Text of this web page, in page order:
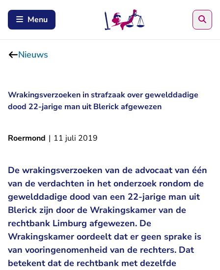
Menu
Nieuws
Wrakingsverzoeken in strafzaak over gewelddadige
dood 22-jarige man uit Blerick afgewezen
Roermond | 11 juli 2019
De wrakingsverzoeken van de advocaat van één
van de verdachten in het onderzoek rondom de
gewelddadige dood van een 22-jarige man uit
Blerick zijn door de Wrakingskamer van de
rechtbank Limburg afgewezen. De
Wrakingskamer oordeelt dat er geen sprake is
van vooringenomenheid van de rechters. Dat
betekent dat de rechtbank met dezelfde